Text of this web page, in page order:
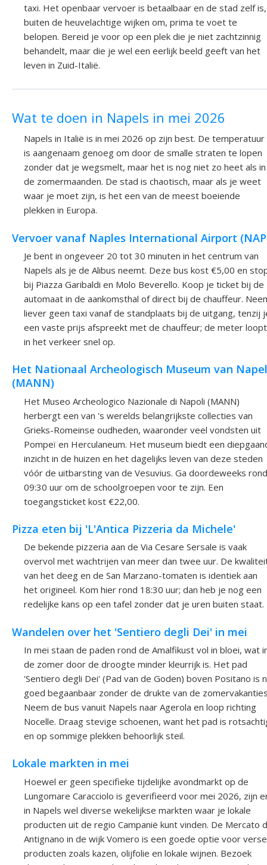
taxi. Het openbaar vervoer is betaalbaar en de stad zelf is,
buiten de heuvelachtige wijken om, prima te voet te
belopen. Bereid je voor op een plek die je niet zachtzinnig
behandelt, maar die je wel een eerlijk beeld geeft van het
leven in Zuid-Italië.
Wat te doen in Napels in mei 2026
Napels in Italië is in mei 2026 op zijn best. De temperatuur
is aangenaam genoeg om door de smalle straten te lopen
zonder dat je wegsmelt, maar het is nog niet zo heet als in
de zomermaanden. De stad is chaotisch, maar als je weet
waar je moet zijn, is het een van de meest boeiende
plekken in Europa.
Vervoer vanaf Naples International Airport
Je bent in ongeveer 20 tot 30 minuten in het centrum van
Napels als je de Alibus neemt. Deze bus kost €5,00 en
bij Piazza Garibaldi en Molo Beverello. Koop je ticket bij de
automaat in de aankomsthal of direct bij de chauffeur.
liever geen taxi vanaf de standplaats bij de uitgang, tenzij
een vaste prijs afspreekt met de chauffeur; de meter loopt
in het verkeer snel op.
Het Nationaal Archeologisch Museum van
(MANN)
Het Museo Archeologico Nazionale di Napoli (MANN)
herbergt een van 's werelds belangrijkste collecties van
Grieks-Romeinse oudheden, waaronder veel vondsten uit
Pompeï en Herculaneum. Het museum biedt een
inzicht in de huizen en het dagelijks leven van deze steden
vóór de uitbarsting van de Vesuvius. Ga doordeweeks rond
09:30 uur om de schoolgroepen voor te zijn. Een
toegangsticket kost €22,00.
Pizza eten bij 'L'Antica Pizzeria da Michele'
De bekende pizzeria aan de Via Cesare Sersale is vaak
overvol met wachtrijen van meer dan twee uur. De
van het deeg en de San Marzano-tomaten is identiek aan
het origineel. Kom hier rond 18:30 uur; dan heb je nog een
redelijke kans op een tafel zonder dat je uren buiten staat.
Wandelen over het 'Sentiero degli Dei' in mei
In mei staan de paden rond de Amalfikust vol in bloei, wat
de zomer door de droogte minder kleurrijk is. Het pad
'Sentiero degli Dei' (Pad van de Goden) boven Positano is
goed begaanbaar zonder de drukte van de
Neem de bus vanuit Napels naar Agerola en loop richting
Nocelle. Draag stevige schoenen, want het pad is
en op sommige plekken behoorlijk steil.
Lokale markten in mei
Hoewel er geen specifieke tijdelijke avondmarkt op de
Lungomare Caracciolo is geverifieerd voor mei 2026, zijn
in Napels wel diverse wekelijkse markten waar je lokale
producten uit de regio Campanië kunt vinden. De Mercato
Antignano in de wijk Vomero is een goede optie voor verse
producten zoals kazen, olijfolie en lokale wijnen. Bezoek